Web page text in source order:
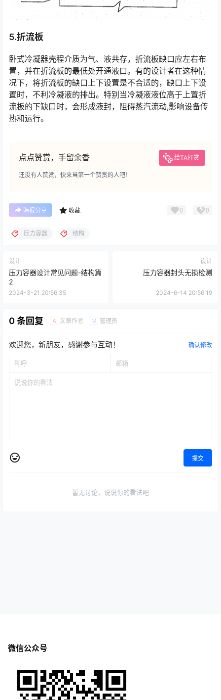
5.折流板
卧式冷凝器壳程介质为气、液共存，折流板缺口应左右布
置，并在折流板的最低处开通液口。有的设计者在这种情
况下，将折流板的缺口上下设置是不合适的，缺口上下设
置时，不利冷凝液的排出。特别当冷凝液液位高于上置折
流板的下缺口时，会形成液封，阻碍蒸汽流动,影响设备传
热和运行。
点点赞赏，手留余香 给TA打赏
还没有人赞赏，快来当第一个赞赏的人吧！
海报分享 收藏 0 0
压力容器 结构
设计
压力容器设计常见问题-结构篇
2
2024-3-21 20:56:35
设计
压力容器封头无损检测
2024-6-14 20:56:19
0 条回复 A 文章作者 M 管理员
欢迎您，新朋友，感谢参与互动！ 确认修改
提交
暂无讨论，说说你的看法吧
微信公众号